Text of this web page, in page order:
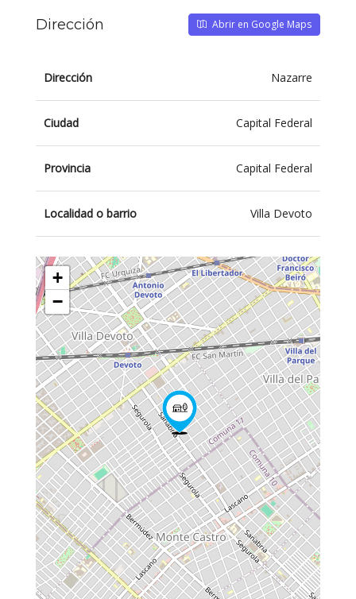
Dirección Abrir en Google Maps
Dirección Nazarre
Ciudad Capital Federal
Provincia Capital Federal
Localidad o barrio Villa Devoto
+
−